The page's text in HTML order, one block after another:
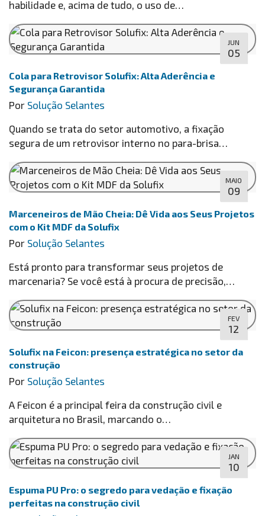
habilidade e, acima de tudo, o uso de…
JUN
05
Cola para Retrovisor Solufix: Alta Aderência e
Segurança Garantida
Por Solução Selantes
Quando se trata do setor automotivo, a fixação
segura de um retrovisor interno no para-brisa…
MAIO
09
Marceneiros de Mão Cheia: Dê Vida aos Seus Projetos
com o Kit MDF da Solufix
Por Solução Selantes
Está pronto para transformar seus projetos de
marcenaria? Se você está à procura de precisão,…
FEV
12
Solufix na Feicon: presença estratégica no setor da
construção
Por Solução Selantes
A Feicon é a principal feira da construção civil e
arquitetura no Brasil, marcando o…
JAN
10
Espuma PU Pro: o segredo para vedação e fixação
perfeitas na construção civil